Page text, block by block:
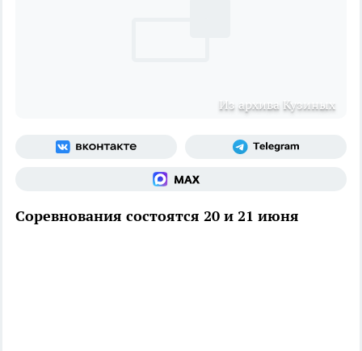
Из архива Кузиных
Соревнования состоятся 20 и 21 июня